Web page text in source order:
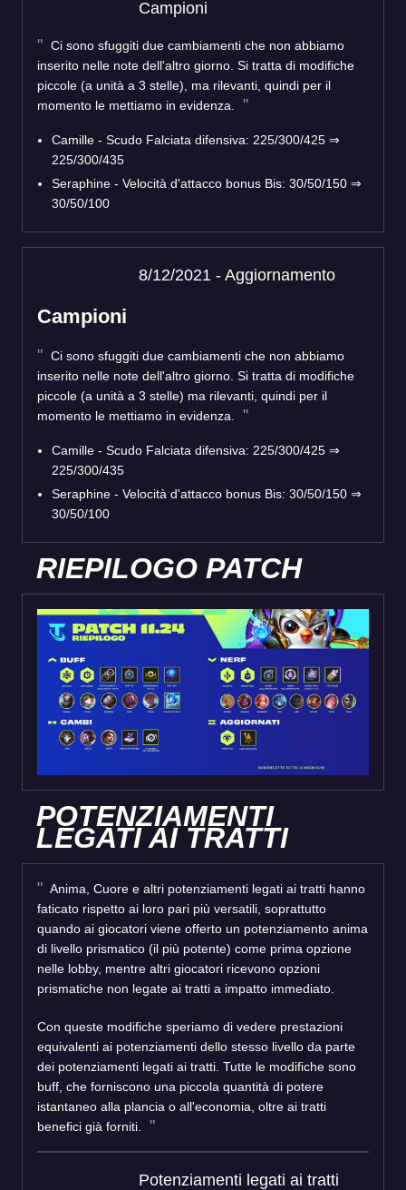
Campioni
Ci sono sfuggiti due cambiamenti che non abbiamo
inserito nelle note dell'altro giorno. Si tratta di modifiche
piccole (a unità a 3 stelle), ma rilevanti, quindi per il
momento le mettiamo in evidenza.
Camille - Scudo Falciata difensiva: 225/300/425 ⇒
225/300/435
Seraphine - Velocità d'attacco bonus Bis: 30/50/150 ⇒
30/50/100
8/12/2021 - Aggiornamento
Campioni
Ci sono sfuggiti due cambiamenti che non abbiamo
inserito nelle note dell'altro giorno. Si tratta di modifiche
piccole (a unità a 3 stelle) ma rilevanti, quindi per il
momento le mettiamo in evidenza.
Camille - Scudo Falciata difensiva: 225/300/425 ⇒
225/300/435
Seraphine - Velocità d'attacco bonus Bis: 30/50/150 ⇒
30/50/100
RIEPILOGO PATCH
POTENZIAMENTI
LEGATI AI TRATTI
Anima, Cuore e altri potenziamenti legati ai tratti hanno
faticato rispetto ai loro pari più versatili, soprattutto
quando ai giocatori viene offerto un potenziamento anima
di livello prismatico (il più potente) come prima opzione
nelle lobby, mentre altri giocatori ricevono opzioni
prismatiche non legate ai tratti a impatto immediato.
Con queste modifiche speriamo di vedere prestazioni
equivalenti ai potenziamenti dello stesso livello da parte
dei potenziamenti legati ai tratti. Tutte le modifiche sono
buff, che forniscono una piccola quantità di potere
istantaneo alla plancia o all'economia, oltre ai tratti
benefici già forniti.
Potenziamenti legati ai tratti